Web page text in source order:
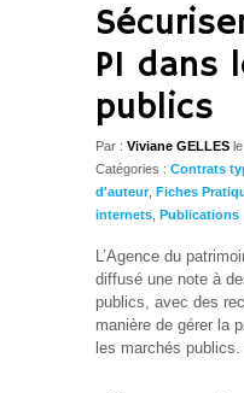
PI dans
publics
Par : Viviane GELLES le
Catégories : Contrats
d'auteur, Fiches
internets Publications
L’Agence du
diffusé une note à
publics, avec des
manière de gérer la
les marchés